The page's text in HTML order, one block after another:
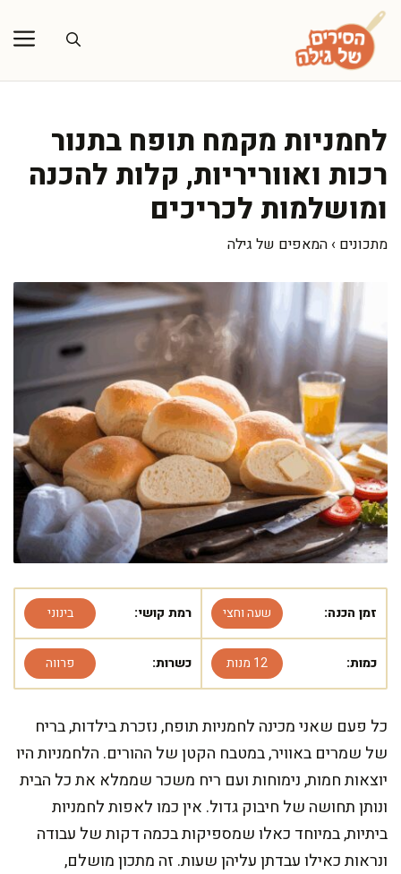
לדלג
לתוכן
לחמניות מקמח תופח בתנור
רכות ואווריריות, קלות להכנה
ומושלמות לכריכים
מתכונים › המאפים של גילה
זמן הכנה: שעה וחצי רמת קושי: בינוני
כמות: 12 מנות כשרות: פרווה
כל פעם שאני מכינה לחמניות תופח, נזכרת בילדות, בריח
של שמרים באוויר, במטבח הקטן של ההורים. הלחמניות היו
יוצאות חמות, נימוחות ועם ריח משכר שממלא את כל הבית
ונותן תחושה של חיבוק גדול. אין כמו לאפות לחמניות
ביתיות, במיוחד כאלו שמספיקות בכמה דקות של עבודה
ונראות כאילו עבדתן עליהן שעות. זה מתכון מושלם,